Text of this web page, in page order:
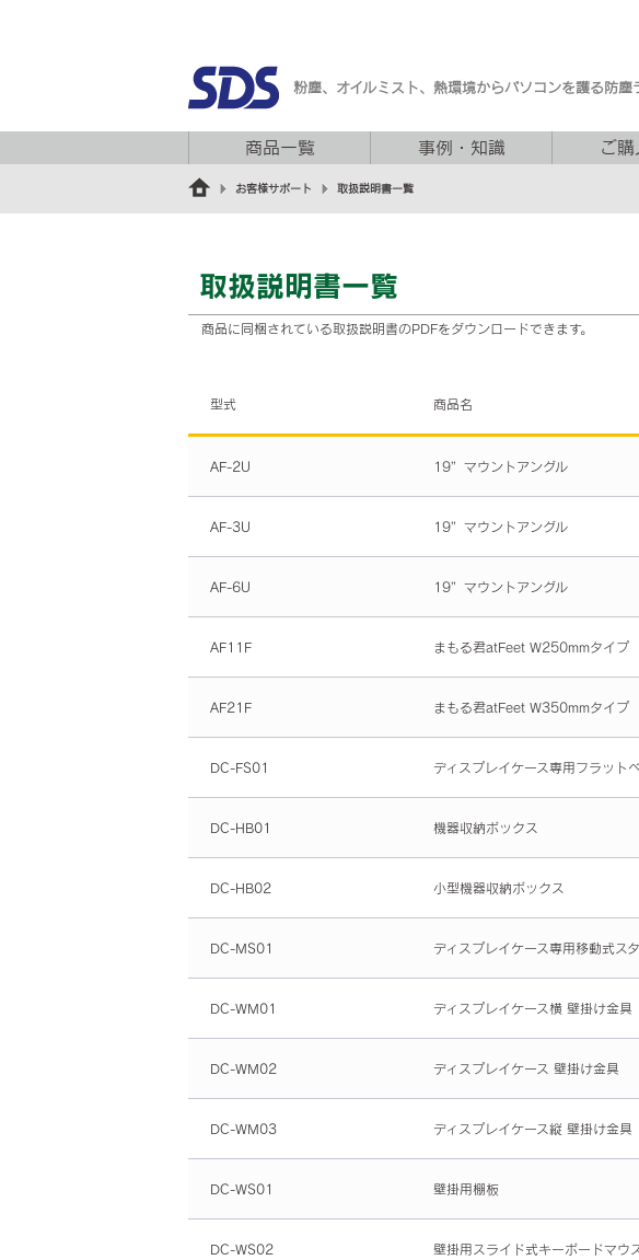
粉塵、オイルミスト、熱環境からパソコンを護る防塵
商品一覧 事例・知識 ご購
お客様サポート 取扱説明書一覧
取扱説明書一覧
商品に同梱されている取扱説明書のPDFをダウンロードできます。
型式 商品名
AF-2U 19”マウントアングル
AF-3U 19”マウントアングル
AF-6U 19”マウントアングル
AF11F まもる君atFeet W250mmタイプ
AF21F まもる君atFeet W350mmタイプ
DC-FS01 ディスプレイケース専用フラット
DC-HB01 機器収納ボックス
DC-HB02 小型機器収納ボックス
DC-MS01 ディスプレイケース専用移動式ス
DC-WM01 ディスプレイケース横 壁掛け金具
DC-WM02 ディスプレイケース 壁掛け金具
DC-WM03 ディスプレイケース縦 壁掛け金具
DC-WS01 壁掛用棚板
DC-WS02 壁掛用スライド式キーボードマウ